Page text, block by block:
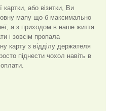
картки, або візитки, Ви
мапу що б максимально
а з приходом в наше життя
і зовсім пропала
карту з відділу держателя
піднести чохол навіть в